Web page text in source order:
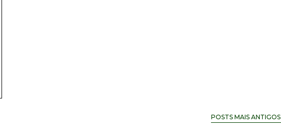
POSTS MAIS ANTIGOS